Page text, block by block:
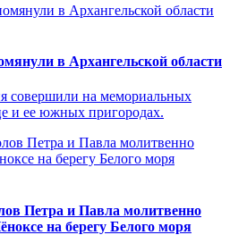
в Архангельской области
совершили на мемориальных
и ее южных пригородах.
Петра и Павла молитвенно
на берегу Белого моря